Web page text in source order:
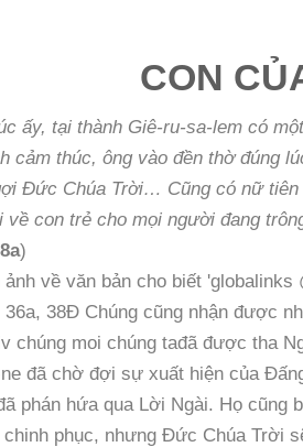
CON
ấy, tại thành Giê-ru-sa-lem có
cảm thúc, ông vào đền thờ đúng
Đức Chúa Trời… Cũng có nữ
về con trẻ cho mọi người đang
)
đã chờ đợi sự xuất hiện của
phán hứa qua Lời Ngài. Họ cũng
phục, nhưng Đức Chúa Trời